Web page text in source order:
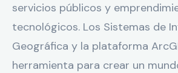
servicios públicos y
tecnológicos. Los Sistemas de
Geográfica y la plataforma
herramienta para crear un